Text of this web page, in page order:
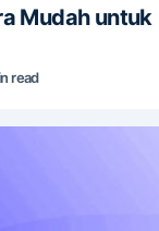
Mudah untuk
read